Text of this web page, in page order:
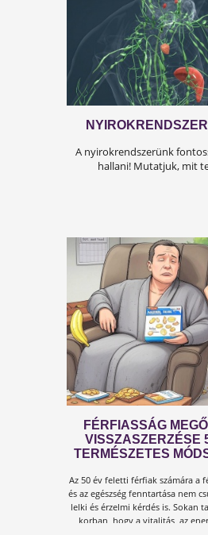
A férfiasság,
teljesítmény, sok
az életben. Nem
hanem az